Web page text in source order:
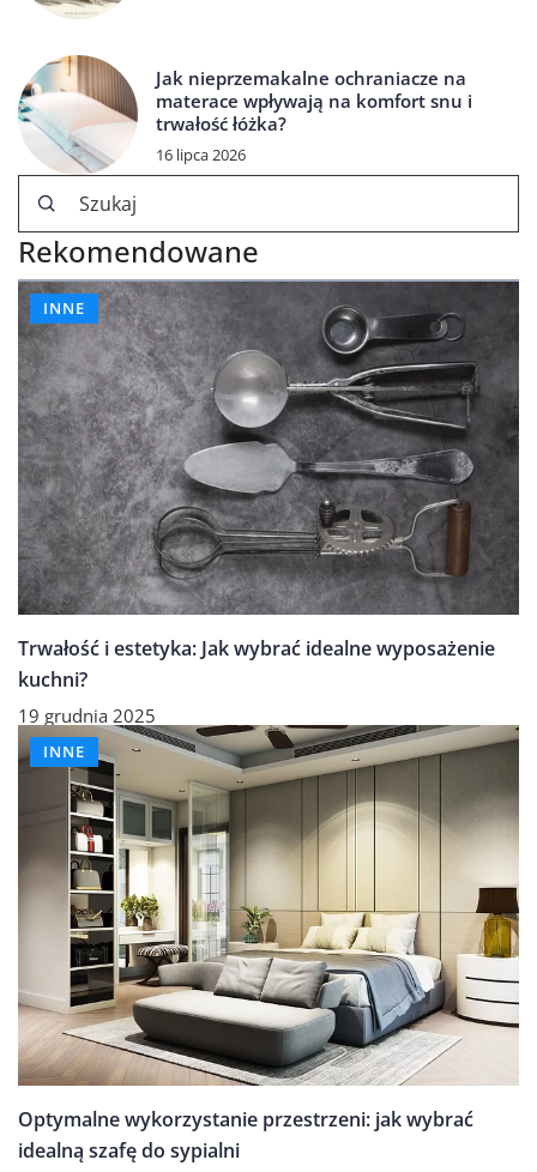
Jak nieprzemakalne ochraniacze na
materace wpływają na komfort snu i
trwałość łóżka?
16 lipca 2026
Rekomendowane
INNE
Trwałość i estetyka: Jak wybrać idealne wyposażenie
kuchni?
19 grudnia 2025
INNE
Optymalne wykorzystanie przestrzeni: jak wybrać
idealną szafę do sypialni